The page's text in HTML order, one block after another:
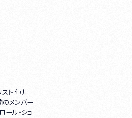
スト 仲井
のメンバー
ール・ショ